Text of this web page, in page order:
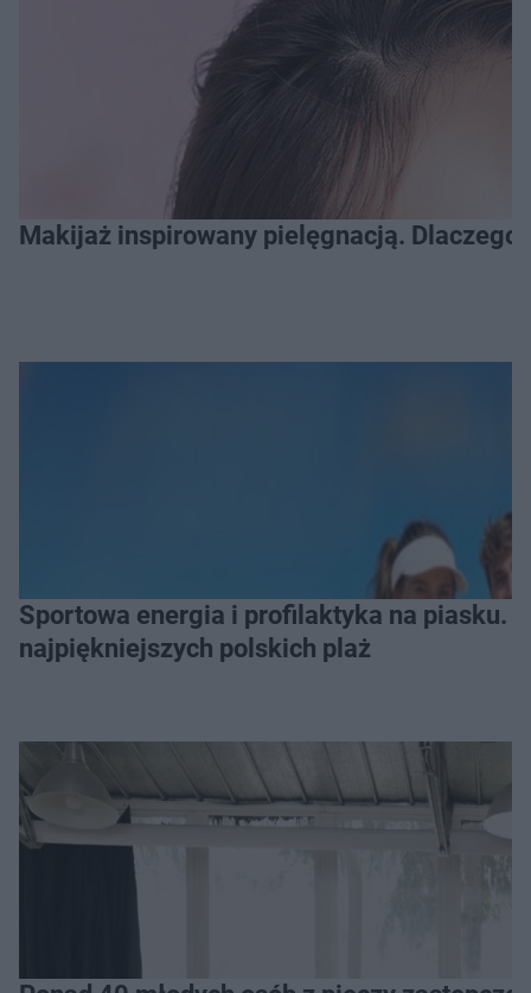
Makijaż inspirowany pielęgnacją.
Sportowa energia i profilaktyka na piasku. Baltic Tour Medicover Sport odwiedzi 10
najpiękniejszych polskich plaż